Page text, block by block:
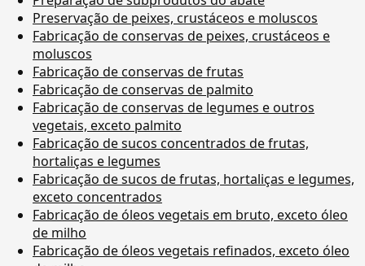
Preservação de peixes, crustáceos e moluscos
Fabricação de conservas de peixes, crustáceos e
moluscos
Fabricação de conservas de frutas
Fabricação de conservas de palmito
Fabricação de conservas de legumes e outros
vegetais, exceto palmito
Fabricação de sucos concentrados de frutas,
hortaliças e legumes
Fabricação de sucos de frutas, hortaliças e legumes,
exceto concentrados
Fabricação de óleos vegetais em bruto, exceto óleo
de milho
Fabricação de óleos vegetais refinados, exceto óleo